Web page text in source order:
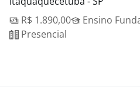
R$ 1.890,00
Ensino
Presencial